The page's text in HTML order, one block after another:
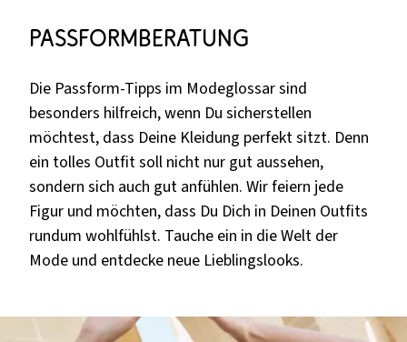
Passformberatung
Die Passform-Tipps im Modeglossar sind
besonders hilfreich, wenn Du sicherstellen
möchtest, dass Deine Kleidung perfekt sitzt. Denn
ein tolles Outfit soll nicht nur gut aussehen,
sondern sich auch gut anfühlen. Wir feiern jede
Figur und möchten, dass Du Dich in Deinen Outfits
rundum wohlfühlst. Tauche ein in die Welt der
Mode und entdecke neue Lieblingslooks.